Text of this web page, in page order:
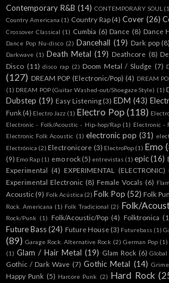
Contemporary R&B (14) CONTEMPORARY SOUL
Country Americana (1) Country Rap (4) Cover (26)
Crossover Classical (1) Cumbia (6) Dance (8) Dance
Dance Pop Nu-disco (2) Dancehall (19) Dark pop (8)
Darkwave (1) Death Metal (19) Deathcore (8)
Disco (11) disco rap (2) Doom Metal / Sludge (7)
(127) DREAM POP (Electronic/Pop) (4) DREAM
(1) DREAM POP (Guitar Washed-out/Shoegaze Style) (1)
Dubstep (19) Easy Listening (3) EDM (43)
Funk (4) Electro Jazz (1) Electro Pop (118)
Electronic - Folk/Acoustic - Hip-hop/Rap (1) Electronic -
Electronic Folk Acoustic (1) electronic pop (31)
Electrónica (2) Electronicore (3) ElectroPop (1) Emo
(9) Emo Rap (1) emo rock (5) entrevistas (1) epic (16)
Experimental (4) EXPERIMENTAL (ELECTRONIC)
Experimental Electronic (8) Female Vocals (6)
Acoustic (9) Folk Acústica (2) Folk Pop (52) Folk
Rock. Americana (1) Folk Tradicional (2) Folk/
Rock/Punk (1) Folk/Acoustic/Pop (4) Folktronica
Future Bass (24) Future House (3) Futurebass (1)
(89) Garage Rock. Alternative Rock (2) German Pop (1)
(1) Glam / Hair Metal (19) Glam Rock (6) Global
Gothic / Dark Wave (7) Gothic Metal (14) Grime
Happy Punk (5) Harcore Punk (2) Hard Rock